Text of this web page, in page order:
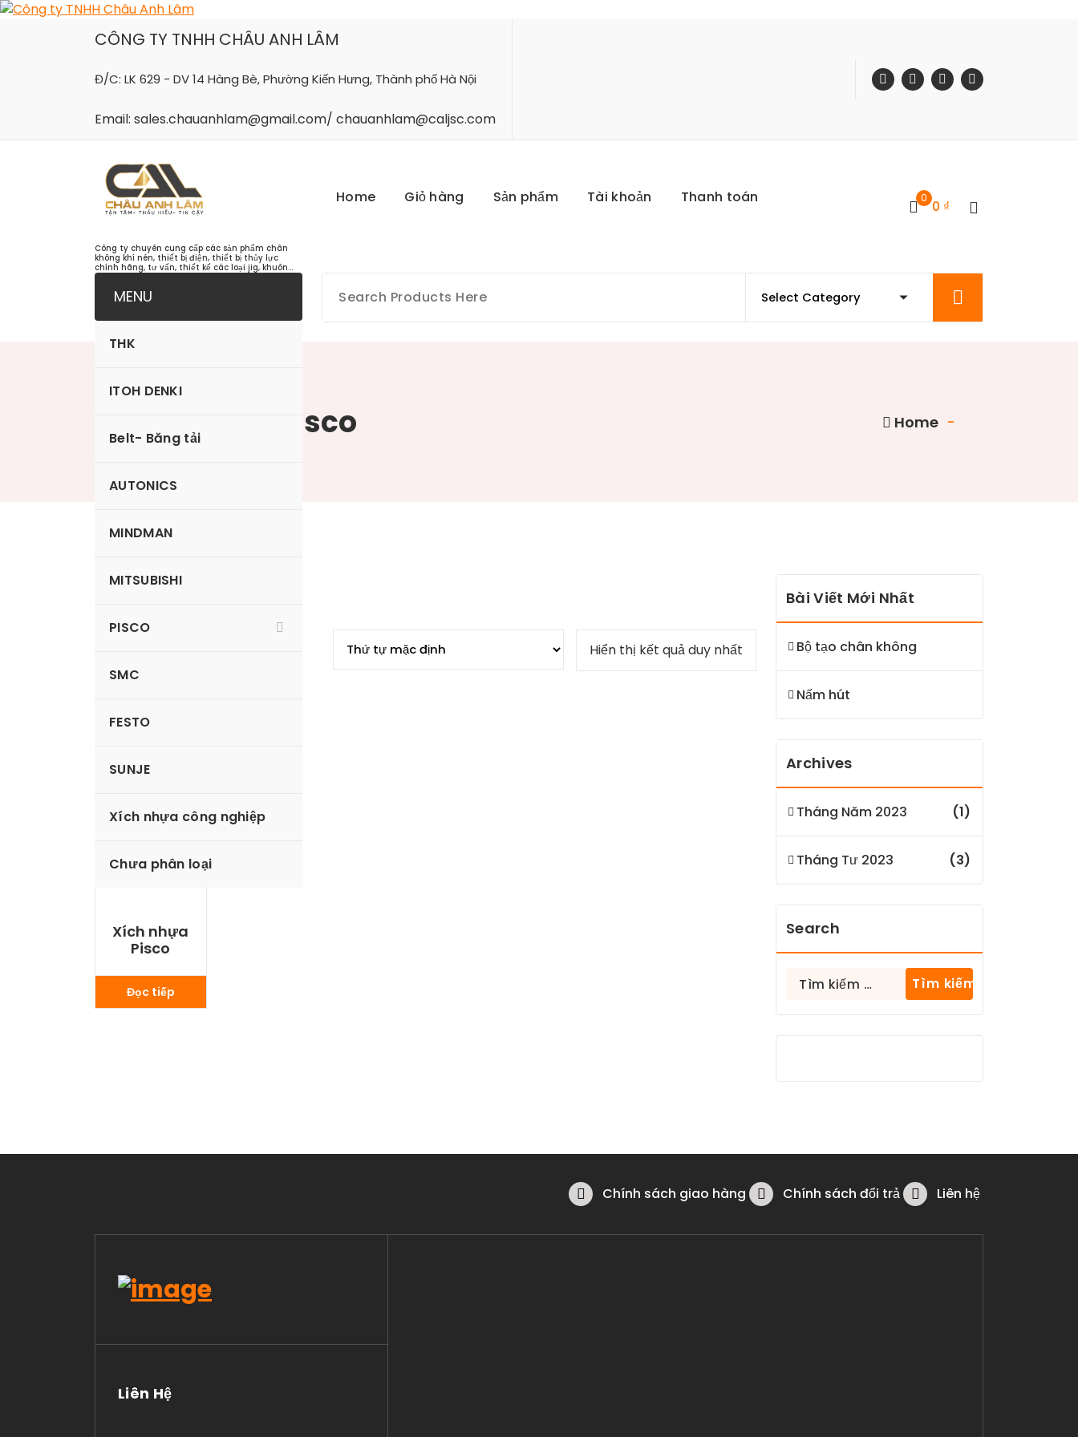
Skip
CÔNG TY TNHH CHÂU ANH LÂM
Đ/C: LK 629 - DV 14 Hàng Bè, Phường Kiến Hưng, Thành phố Hà Nội
Email: sales.chauanhlam@gmail.com/ chauanhlam@caljsc.com
Công ty chuyên cung cấp các sản phẩm chân
không khí nén, thiết bị điện, thiết bị thủy lực
chính hãng, tư vấn, thiết kế các loại jig, khuôn...
Home Giỏ hàng Sản phẩm Tài khoản Thanh toán 0 0 ₫
MENU
THK
ITOH DENKI
Belt- Băng tải
AUTONICS
MINDMAN
MITSUBISHI
PISCO
SMC
FESTO
SUNJE
Xích nhựa công nghiệp
Chưa phân loại
Xích nhựa Pisco Home -
HPC
Hiển thị kết quả duy nhất
Xích nhựa
Pisco
Đọc tiếp
Bài Viết Mới Nhất
Bộ tạo chân không
Nấm hút
Archives
Tháng Năm 2023 (1)
Tháng Tư 2023 (3)
Search
Tìm
Chính sách giao hàng Chính sách đổi trả Liên hệ
Liên Hệ